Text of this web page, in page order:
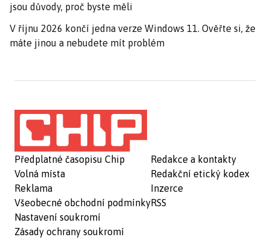
jsou důvody, proč byste měli
V říjnu 2026 končí jedna verze Windows 11. Ověřte si, že
máte jinou a nebudete mít problém
Předplatné časopisu Chip
Volná místa
Reklama
Všeobecné obchodní podmínky
Nastavení soukromí
Zásady ochrany soukromí
Redakce a kontakty
Redakční etický kodex
Inzerce
RSS